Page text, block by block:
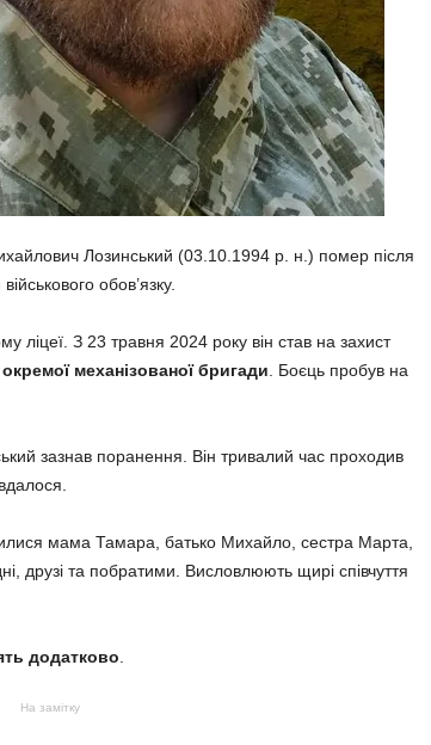
Лозинський (03.10.1994 р. н.) помер після
обов’язку.
ліцеї. З 23 травня 2024 року він став на захист
окремої механізованої бригади . Боєць пробув на
зазнав поранення. Він тривалий час проходив
мама Тамара, батько Михайло, сестра Марта,
друзі та побратими. Висловлюють щирі співчуття
додатково
На замітку